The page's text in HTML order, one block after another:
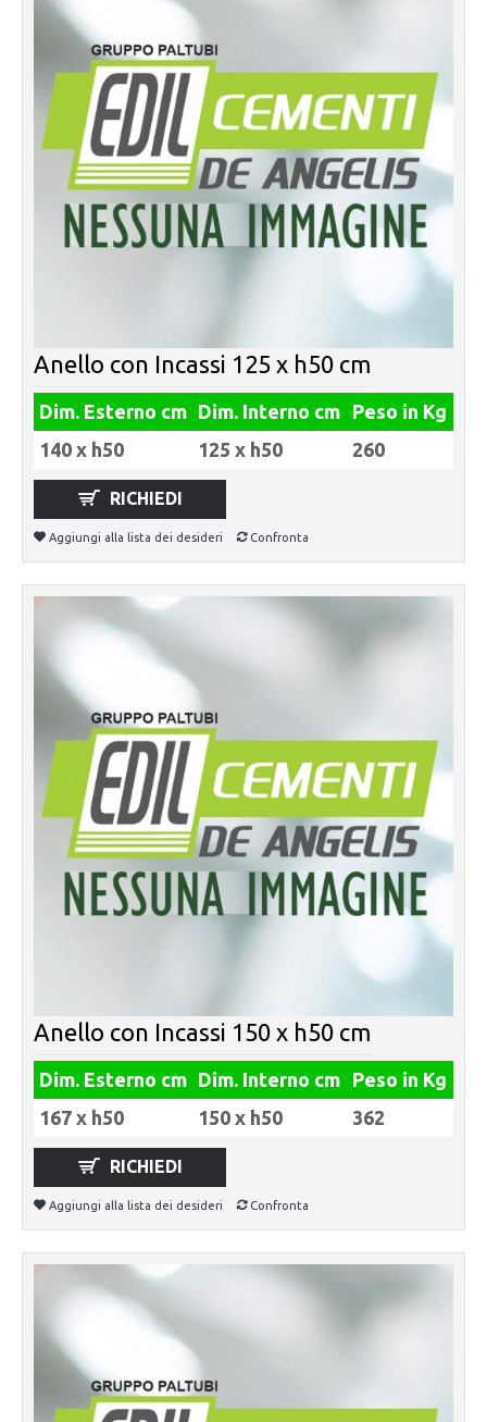
Anello con Incassi 125 x h50 cm
Dim. Esterno cm Dim. Interno cm Peso in Kg
140 x h50
125 x h50 260
RICHIEDI
Aggiungi alla lista dei desideri Confronta
Anello con Incassi 150 x h50 cm
Dim. Esterno cm Dim. Interno cm Peso in Kg
167 x h50
150 x h50 362
RICHIEDI
Aggiungi alla lista dei desideri Confronta